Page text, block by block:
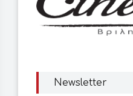
Newsletter